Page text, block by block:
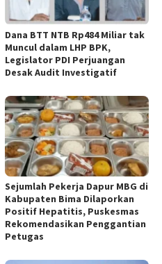
Dana BTT NTB Rp484 Miliar tak
Muncul dalam LHP BPK,
Legislator PDI Perjuangan
Desak Audit Investigatif
Sejumlah Pekerja Dapur MBG di
Kabupaten Bima Dilaporkan
Positif Hepatitis, Puskesmas
Rekomendasikan Penggantian
Petugas